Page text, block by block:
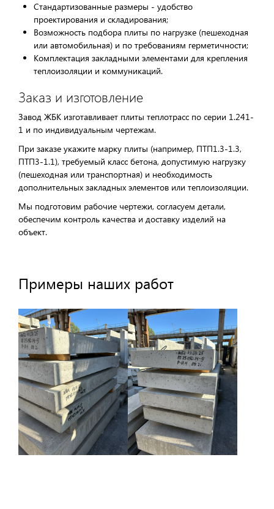
Стандартизованные размеры - удобство
проектирования и складирования;
Возможность подбора плиты по нагрузке (пешеходная
или автомобильная) и по требованиям герметичности;
Комплектация закладными элементами для крепления
теплоизоляции и коммуникаций.
Заказ и изготовление
Завод ЖБК изготавливает плиты теплотрасс по серии 1.241-
1 и по индивидуальным чертежам.
При заказе укажите марку плиты (например, ПТП1.3-1.3,
ПТП3-1.1), требуемый класс бетона, допустимую нагрузку
(пешеходная или транспортная) и необходимость
дополнительных закладных элементов или теплоизоляции.
Мы подготовим рабочие чертежи, согласуем детали,
обеспечим контроль качества и доставку изделий на
объект.
Примеры наших работ